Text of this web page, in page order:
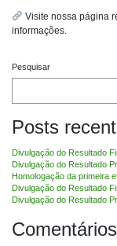
Visite nossa página
informações.
Pesquisar
Posts
Divulgação do Resultado
Divulgação do Resultado
Homologação da primeira
Divulgação do Resultado
Divulgação do Resultado
Comentários